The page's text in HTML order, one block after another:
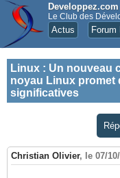
Developpez.com
Le Club des
Actus Forum
Linux : Un nouveau
noyau Linux promet
significatives
Christian Olivier, le 07/